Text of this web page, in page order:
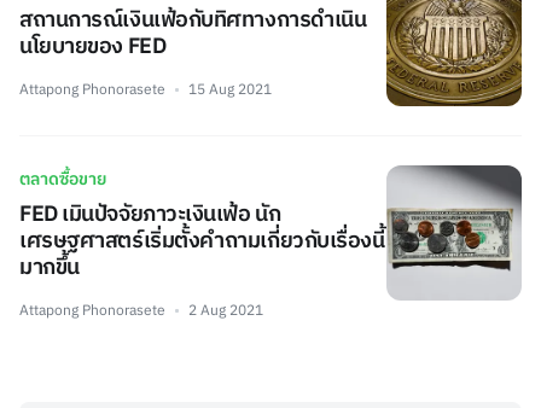
สถานการณ์เงินเฟ้อกับทิศทางการดำเนิน
นโยบายของ FED
Attapong Phonorasete 15 Aug 2021
ตลาดซื้อขาย
FED เมินปัจจัยภาวะเงินเฟ้อ นัก
เศรษฐศาสตร์เริ่มตั้งคำถามเกี่ยวกับเรื่องนี้
มากขึ้น
Attapong Phonorasete 2 Aug 2021